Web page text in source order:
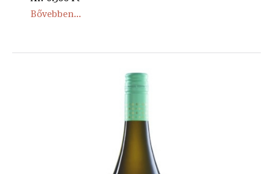
Bővebben...